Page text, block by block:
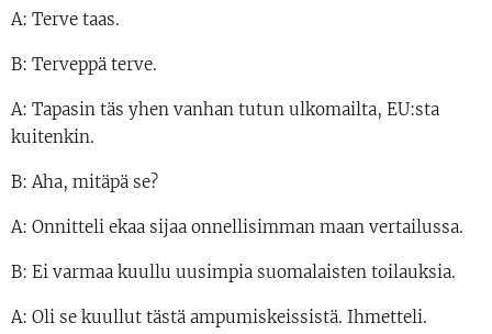
A: Terve taas.
B: Terveppä terve.
A: Tapasin täs yhen vanhan tutun ulkomailta, EU:sta
kuitenkin.
B: Aha, mitäpä se?
A: Onnitteli ekaa sijaa onnellisimman maan vertailussa.
B: Ei varmaa kuullu uusimpia suomalaisten toilauksia.
A: Oli se kuullut tästä ampumiskeissistä. Ihmetteli.